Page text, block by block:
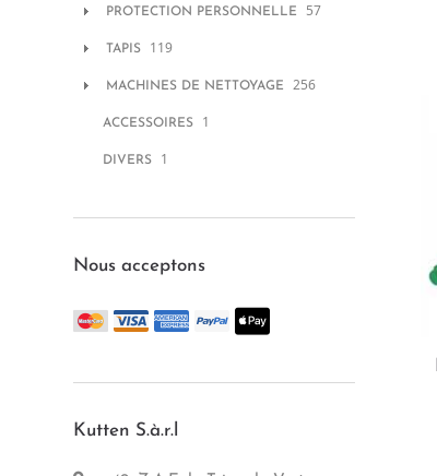
PROTECTION PERSONNELLE 57
TAPIS 119
MACHINES DE NETTOYAGE 256
ACCESSOIRES 1
DIVERS 1
Nous acceptons
Kutten S.à.r.l